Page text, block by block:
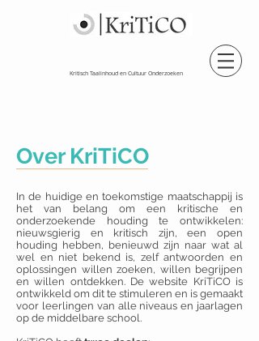
Kritisch Taalinhoud en Cultuur Onderzoeken
Over KriTiCO
In de huidige en toekomstige maatschappij is
het van belang om een kritische en
onderzoekende houding te ontwikkelen:
nieuwsgierig en kritisch zijn, een open
houding hebben, benieuwd zijn naar wat al
wel en niet bekend is, zelf antwoorden en
oplossingen willen zoeken, willen begrijpen
en willen ontdekken. De website KriTiCO is
ontwikkeld om dit te stimuleren en is gemaakt
voor leerlingen van alle niveaus en jaarlagen
op de middelbare school.